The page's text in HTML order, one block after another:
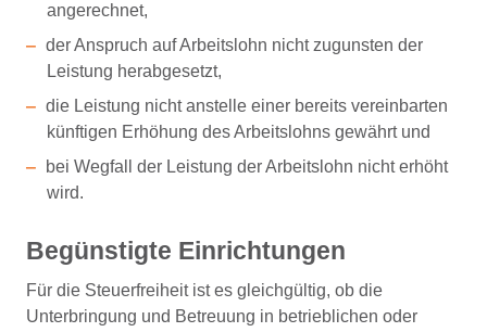
angerechnet,
der Anspruch auf Arbeitslohn nicht zugunsten der
Leistung herabgesetzt,
die Leistung nicht anstelle einer bereits vereinbarten
künftigen Erhöhung des Arbeitslohns gewährt und
bei Wegfall der Leistung der Arbeitslohn nicht erhöht
wird.
Begünstigte Einrichtungen
Für die Steuerfreiheit ist es gleichgültig, ob die
Unterbringung und Betreuung in betrieblichen oder